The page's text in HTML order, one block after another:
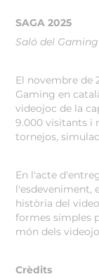
SAGA 2025
Saló del
El novembre de
Gaming en
videojoc de la
9.000 visitants i
tornejos,
En l'acte
l'esdeveniment,
història del
formes simples
món dels
Crèdits